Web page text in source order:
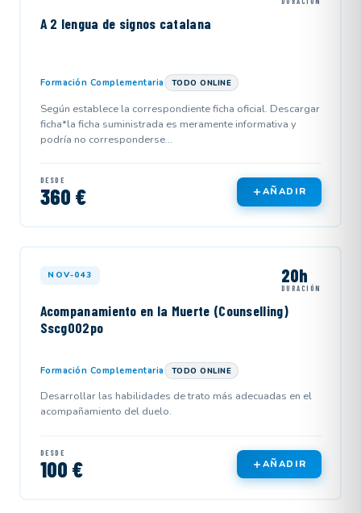
A 2 lengua de signos catalana
Formación Complementaria TODO ONLINE
Según establece la correspondiente ficha oficial. Descargar
ficha*la ficha suministrada es meramente informativa y
podría no corresponderse...
DESDE
360 € AÑADIR
NOV-043 20h
DURACIÓN
Acompanamiento en la Muerte (Counselling)
Sscg002po
Formación Complementaria TODO ONLINE
Desarrollar las habilidades de trato más adecuadas en el
acompañamiento del duelo.
DESDE
100 € AÑADIR